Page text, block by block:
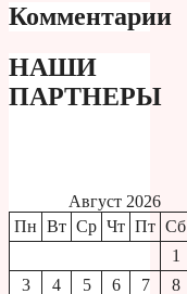
Комментарии
НАШИ
ПАРТНЕРЫ
Август 2026
Пн Вт Ср Чт Пт Сб
1
3
4 5 6 7 8